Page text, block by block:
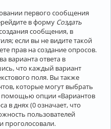
первого сообщения
в форму Создать
сообщения, в
если вы не видите такой
прав на создание опросов.
варианта ответа в
что каждый вариант
поля. Вы также
которые могут выбрать
помощью опции «Вариантов
в днях (0 означает, что
пользователей
проголосовали.